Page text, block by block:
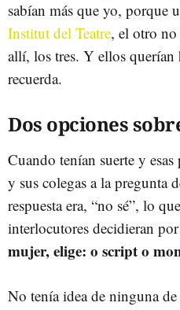
sabían más que yo, porque
Institut del Teatre, el otro no
allí, los tres. Y ellos querían
recuerda.
Dos opciones
Cuando tenían suerte y esas
y sus colegas a la pregunta
respuesta era, “no sé”, lo
interlocutores decidieran
mujer, elige: o script o
No tenía idea de ninguna de